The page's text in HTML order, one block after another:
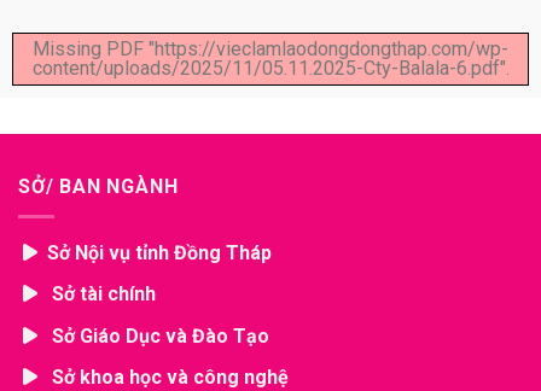
Missing PDF "https://vieclamlaodongdongthap.com/wp-
content/uploads/2025/11/05.11.2025-Cty-Balala-6.pdf".
SỞ/ BAN NGÀNH
Sở Nội vụ tỉnh Đồng Tháp
Sở tài chính
Sở Giáo Dục và Đào Tạo
Sở khoa học và công nghệ